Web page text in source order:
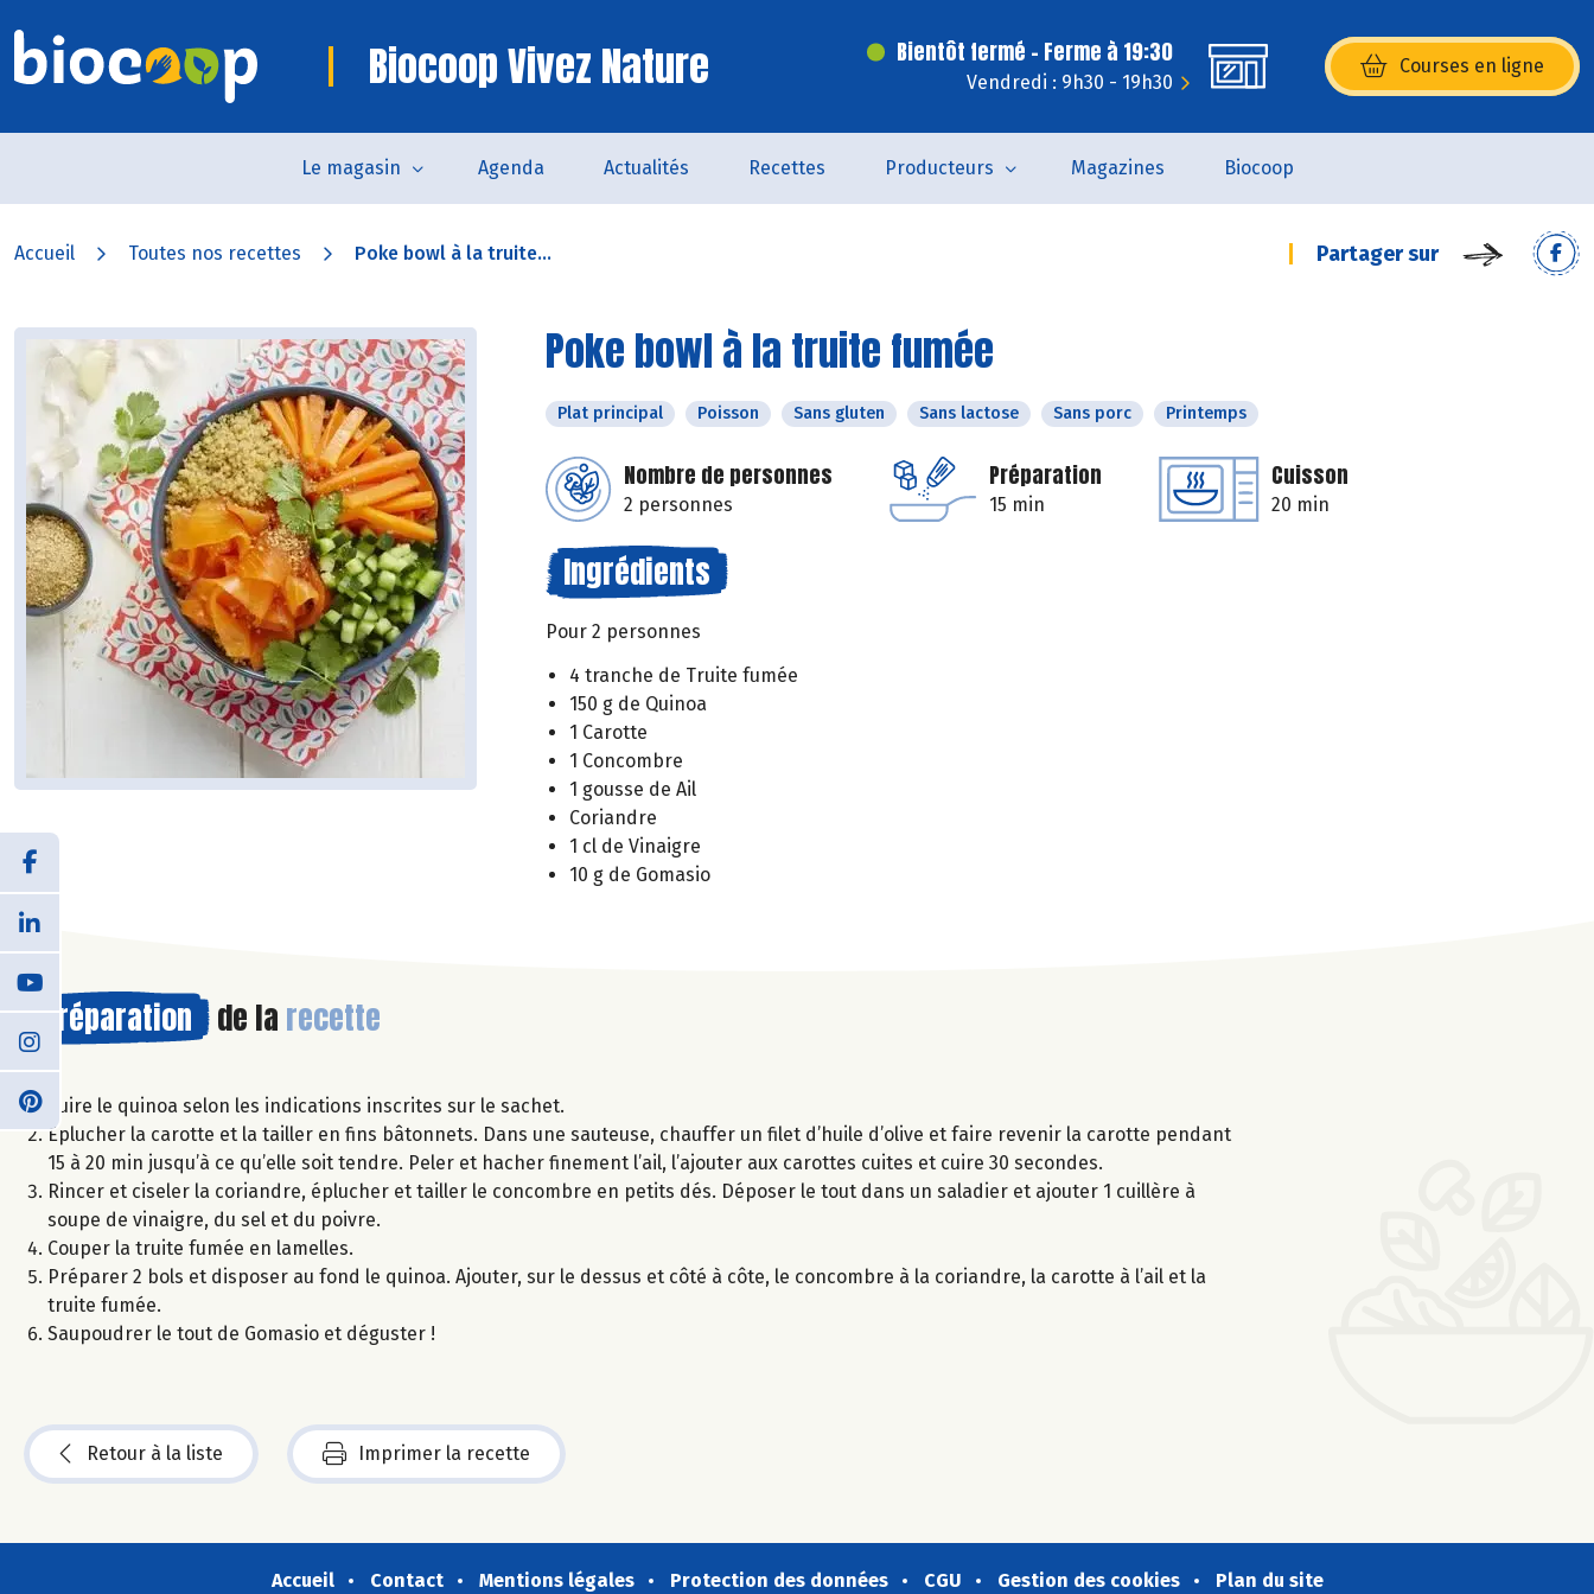
Biocoop Vivez Nature Bientôt fermé - Ferme à 19:30
Vendredi : 9h30 - 19h30
Courses en ligne
(s’ouvre dans une nouvelle
Le magasin Agenda Actualités Recettes Producteurs Magazines Biocoop
Accueil Toutes nos recettes Poke bowl à la truite... Partager sur
Poke bowl à la truite fumée
Plat principal Poisson Sans gluten Sans lactose Sans porc Printemps
Nombre de personnes
2 personnes
Préparation
15 min
Cuisson
20 min
Ingrédients
Pour 2 personnes
4 tranche de Truite fumée
150 g de Quinoa
1 Carotte
1 Concombre
1 gousse de Ail
Coriandre
1 cl de Vinaigre
10 g de Gomasio
Préparation de la recette
Cuire le quinoa selon les indications inscrites sur le sachet.
Éplucher la carotte et la tailler en fins bâtonnets. Dans une sauteuse, chauffer un filet d’huile d’olive et faire revenir la carotte pendant
15 à 20 min jusqu’à ce qu’elle soit tendre. Peler et hacher finement l’ail, l’ajouter aux carottes cuites et cuire 30 secondes.
Rincer et ciseler la coriandre, éplucher et tailler le concombre en petits dés. Déposer le tout dans un saladier et ajouter 1 cuillère à
soupe de vinaigre, du sel et du poivre.
Couper la truite fumée en lamelles.
Préparer 2 bols et disposer au fond le quinoa. Ajouter, sur le dessus et côté à côte, le concombre à la coriandre, la carotte à l’ail et la
truite fumée.
Saupoudrer le tout de Gomasio et déguster !
Retour à la liste Imprimer la recette
Accueil Contact Mentions légales Protection des données CGU Gestion des cookies Plan du site